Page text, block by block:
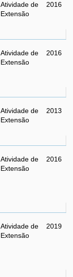
Atividade de
Extensão
2016
Atividade de
Extensão
2016
Atividade de
Extensão
2013
Atividade de
Extensão
2016
Atividade de
Extensão
2019